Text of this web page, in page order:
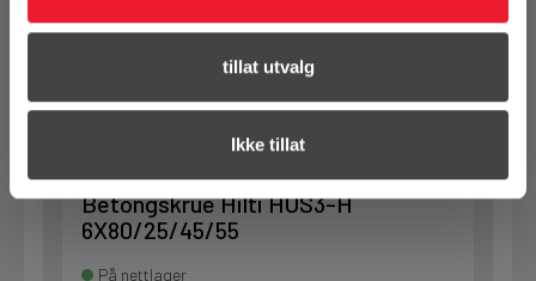
tillat utvalg
Ikke tillat
Logg inn eller
KJØP
Betongskrue Hilti HUS3-H
6X80/25/45/55
På nettlager